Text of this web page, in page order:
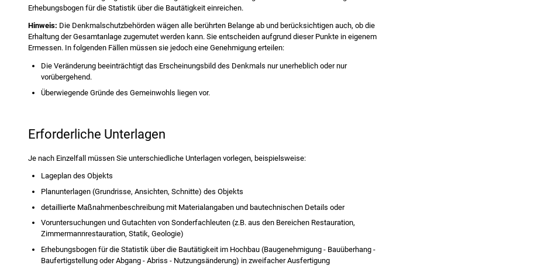
Erhebungsbogen für die Statistik über die Bautätigkeit einreichen.
Hinweis: Die Denkmalschutzbehörden wägen alle berührten Belange ab und berücksichtigen auch, ob die
Erhaltung der Gesamtanlage zugemutet werden kann. Sie entscheiden aufgrund dieser Punkte in eigenem
Ermessen. In folgenden Fällen müssen sie jedoch eine Genehmigung erteilen:
Die Veränderung beeinträchtigt das Erscheinungsbild des Denkmals nur unerheblich oder nur
vorübergehend.
Überwiegende Gründe des Gemeinwohls liegen vor.
Erforderliche Unterlagen
Je nach Einzelfall müssen Sie unterschiedliche Unterlagen vorlegen, beispielsweise:
Lageplan des Objekts
Planunterlagen (Grundrisse, Ansichten, Schnitte) des Objekts
detaillierte Maßnahmenbeschreibung mit Materialangaben und bautechnischen Details oder
Voruntersuchungen und Gutachten von Sonderfachleuten (z.B. aus den Bereichen Restauration,
Zimmermannrestauration, Statik, Geologie)
Erhebungsbogen für die Statistik über die Bautätigkeit im Hochbau (Baugenehmigung - Bauüberhang -
Baufertigstellung oder Abgang - Abriss - Nutzungsänderung) in zweifacher Ausfertigung